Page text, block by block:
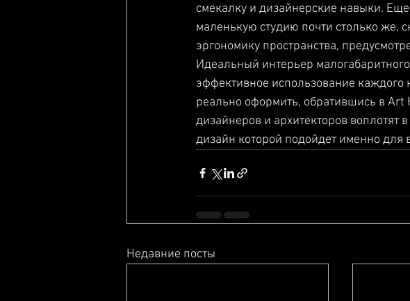
смекалку и дизайнерские навыки.
маленькую студию почти столько же,
эргономику пространства,
Идеальный интерьер
эффективное использование каждого
реально оформить, обратившись в
дизайнеров и архитекторов воплотят
дизайн которой подойдет именно для
Недавние посты